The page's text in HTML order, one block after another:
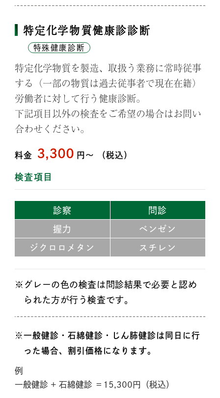
特定化学物質健康診診断
特殊健康診断
特定化学物質を製造、取扱う業務に常時従事
する（一部の物質は過去従事者で現在在籍）
労働者に対して行う健康診断。
下記項目以外の検査をご希望の場合はお問い
合わせください。
料金 3,300 円〜 （税込）
検査項目
診察 問診
握力 ベンゼン
ジクロロメタン スチレン
グレーの色の検査は問診結果で必要と認め
られた方が行う検査です。
一般健診・石綿健診・じん肺健診は同日に行
った場合、割引価格になります。
例
一般健診 + 石綿健診 ＝15,300円（税込）